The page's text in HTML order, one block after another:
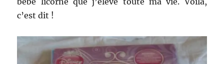
c’est dit !